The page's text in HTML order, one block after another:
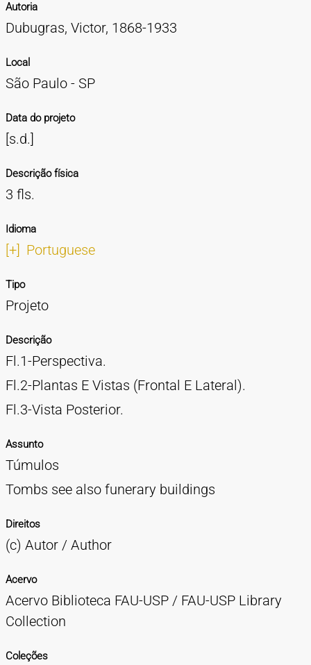
Autoria
Dubugras, Victor, 1868-1933
Local
São Paulo - SP
Data do projeto
[s.d.]
Descrição física
3 fls.
Idioma
[+] Portuguese
Tipo
Projeto
Descrição
Fl.1-Perspectiva.
Fl.2-Plantas E Vistas (Frontal E Lateral).
Fl.3-Vista Posterior.
Assunto
Túmulos
Tombs see also funerary buildings
Direitos
(c) Autor / Author
Acervo
Acervo Biblioteca FAU-USP / FAU-USP Library
Collection
Coleções